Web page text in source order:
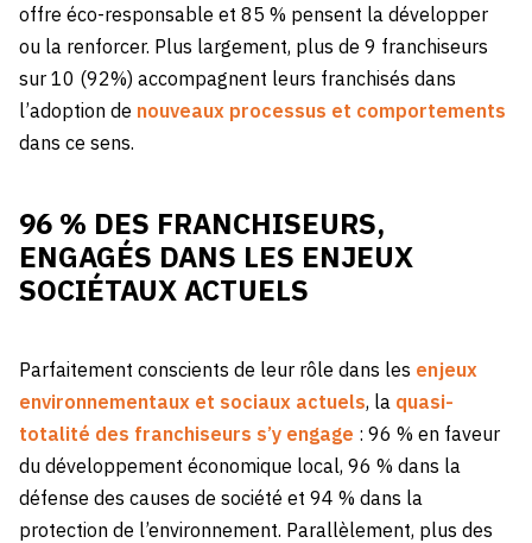
offre éco-responsable et 85 % pensent la développer
ou la renforcer. Plus largement, plus de 9 franchiseurs
sur 10 (92%) accompagnent leurs franchisés dans
l’adoption de nouveaux processus et comportements
dans ce sens.
96 % DES FRANCHISEURS,
ENGAGÉS DANS LES ENJEUX
SOCIÉTAUX ACTUELS
Parfaitement conscients de leur rôle dans les enjeux
environnementaux et sociaux actuels, la quasi-
totalité des franchiseurs s’y engage : 96 % en faveur
du développement économique local, 96 % dans la
défense des causes de société et 94 % dans la
protection de l’environnement. Parallèlement, plus des